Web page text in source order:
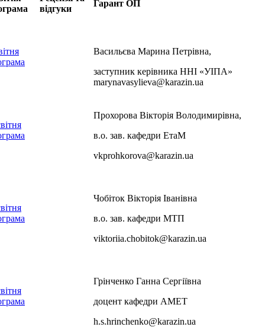
відгуки
Гарант ОП
Васильєва Марина Петрівна,
заступник керівника ННІ «УІПА»
marynavasylieva@karazin.ua
Прохорова Вікторія Володимирівна,
в.о. зав. кафедри ЕтаМ
vkprohkorova@karazin.ua
Чобіток Вікторія Іванівна
в.о. зав. кафедри МТП
viktoriia.chobitok@karazin.ua
Грінченко Ганна Сергіївна
доцент кафедри АМЕТ
h.s.hrinchenko@karazin.ua